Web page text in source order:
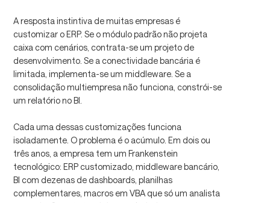
A resposta instintiva de muitas empresas é
customizar o ERP. Se o módulo padrão não projeta
caixa com cenários, contrata-se um projeto de
desenvolvimento. Se a conectividade bancária é
limitada, implementa-se um middleware. Se a
consolidação multiempresa não funciona, constrói-se
um relatório no BI.
Cada uma dessas customizações funciona
isoladamente. O problema é o acúmulo. Em dois ou
três anos, a empresa tem um Frankenstein
tecnológico: ERP customizado, middleware bancário,
BI com dezenas de dashboards, planilhas
complementares, macros em VBA que só um analista